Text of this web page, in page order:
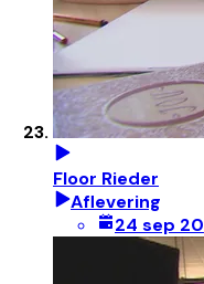
Floor Rieder
Aflevering
24 sep 20